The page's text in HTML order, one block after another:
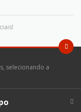
selecionando a